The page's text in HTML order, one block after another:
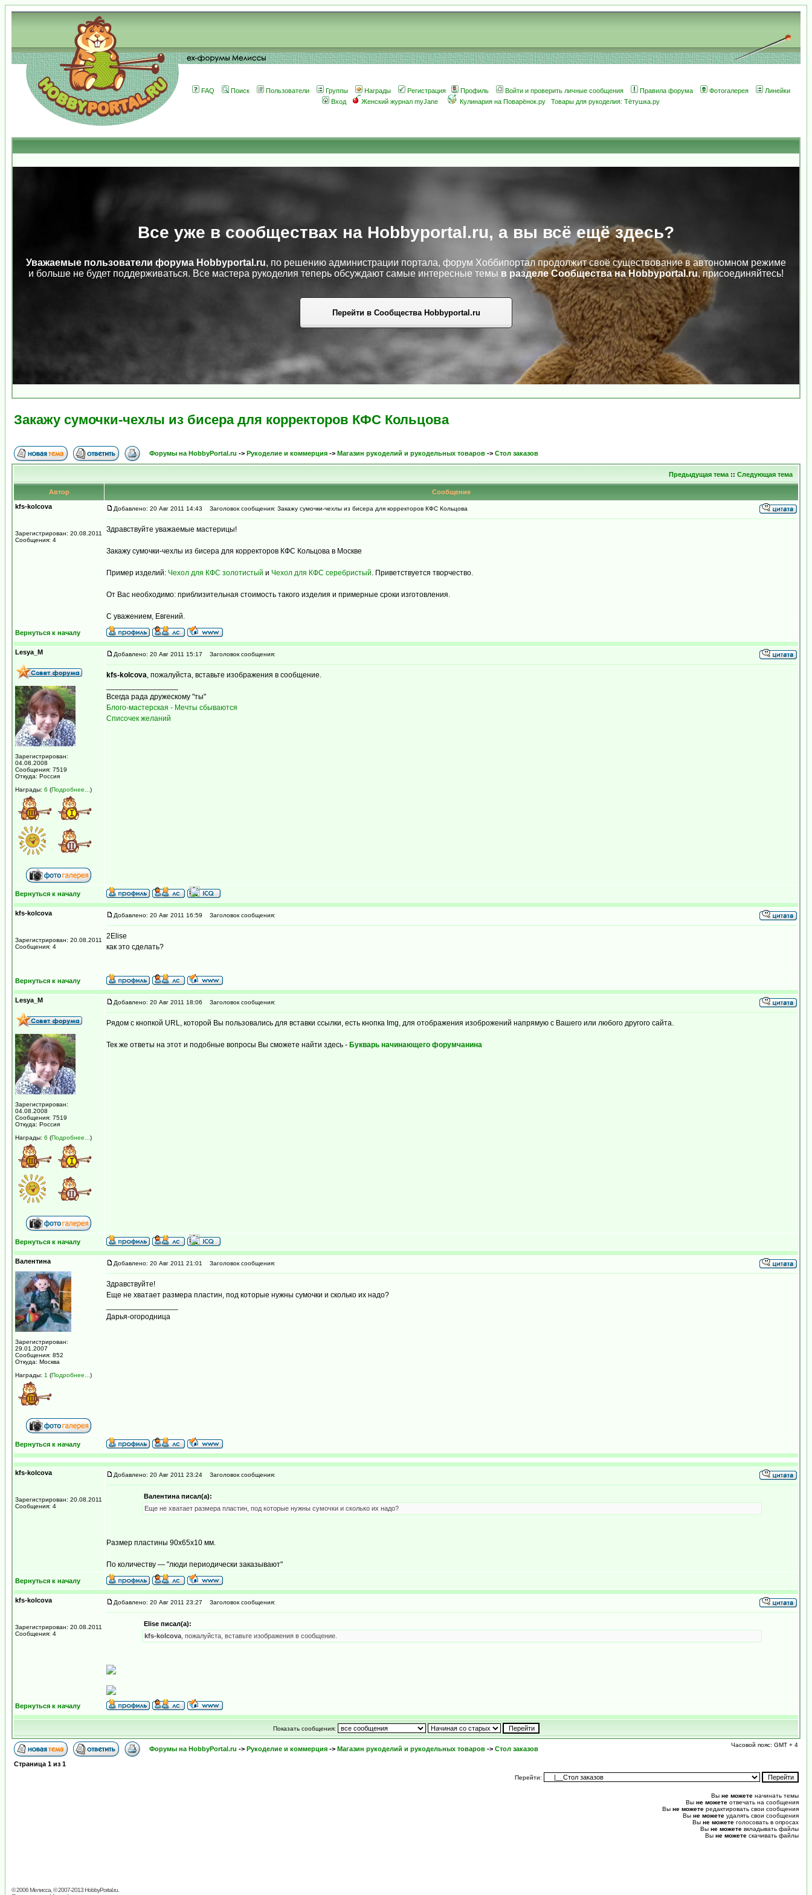
FAQ Поиск Пользователи Группы Награды Регистрация Профиль Войти и проверить личные сообщения Правила форума Фотогалерея
Линейки
Вход
Женский журнал myJane Кулинария на Поварёнок.ру Товары для рукоделия: Тётушка.ру
Все уже в сообществах на Hobbyportal.ru, а вы всё ещё здесь?
Уважаемые пользователи форума Hobbyportal.ru, по решению администрации портала, форум Хоббипортал продолжит своё существование в автономном режиме
и больше не будет поддерживаться. Все мастера рукоделия теперь обсуждают самые интересные темы в разделе Сообщества на Hobbyportal.ru, присоединяйтесь!
Перейти в Сообщества Hobbyportal.ru
Закажу сумочки-чехлы из бисера для корректоров КФС Кольцова
Форумы на HobbyPortal.ru -> Рукоделие и коммерция -> Магазин рукоделий и рукодельных товаров -> Стол заказов
Предыдущая тема :: Следующая тема
Автор
Сообщение
kfs-kolcova
Зарегистрирован: 20.08.2011
Сообщения: 4
Добавлено: 20 Авг 2011 14:43 Заголовок сообщения: Закажу сумочки-чехлы из бисера для корректоров КФС Кольцова
Здравствуйте уважаемые мастерицы!
Закажу сумочки-чехлы из бисера для корректоров КФС Кольцова в Москве
Пример изделий: Чехол для КФС золотистый и Чехол для КФС серебристый. Приветствуется творчество.
От Вас необходимо: приблизительная стоимость такого изделия и примерные сроки изготовления.
С уважением, Евгений.
Вернуться к началу
Lesya_M
Зарегистрирован:
04.08.2008
Сообщения: 7519
Откуда: Россия
Награды: 6 (Подробнее... )
Добавлено: 20 Авг 2011 15:17 Заголовок сообщения:
kfs-kolcova, пожалуйста, вставьте изображения в сообщение.
Всегда рада дружескому "ты"
Блого-мастерская - Мечты сбываются
Списочек желаний
Вернуться к началу
kfs-kolcova
Зарегистрирован: 20.08.2011
Сообщения: 4
Добавлено: 20 Авг 2011 16:59 Заголовок сообщения:
2Elise
как это сделать?
Вернуться к началу
Lesya_M
Зарегистрирован:
04.08.2008
Сообщения: 7519
Откуда: Россия
Награды: 6 (Подробнее... )
Добавлено: 20 Авг 2011 18:06 Заголовок сообщения:
Рядом с кнопкой URL, которой Вы пользовались для вставки ссылки, есть кнопка Img, для отображения изоброжений напрямую с Вашего или любого другого сайта.
Тек же ответы на этот и подобные вопросы Вы сможете найти здесь - Букварь начинающего форумчанина
Вернуться к началу
Валентина
Зарегистрирован:
29.01.2007
Сообщения: 852
Откуда: Москва
Награды: 1 (Подробнее... )
Добавлено: 20 Авг 2011 21:01 Заголовок сообщения:
Здравствуйте!
Еще не хватает размера пластин, под которые нужны сумочки и сколько их надо?
Дарья-огородница
Вернуться к началу
kfs-kolcova
Зарегистрирован: 20.08.2011
Сообщения: 4
Добавлено: 20 Авг 2011 23:24 Заголовок сообщения:
Валентина писал(а):
Еще не хватает размера пластин, под которые нужны сумочки и сколько их надо?
Размер пластины 90х65х10 мм.
По количеству — "люди периодически заказывают"
Вернуться к началу
kfs-kolcova
Зарегистрирован: 20.08.2011
Сообщения: 4
Добавлено: 20 Авг 2011 23:27 Заголовок сообщения:
Elise писал(а):
kfs-kolcova, пожалуйста, вставьте изображения в сообщение.
Вернуться к началу
Показать сообщения:
Форумы на HobbyPortal.ru -> Рукоделие и коммерция -> Магазин рукоделий и рукодельных товаров -> Стол заказов
Часовой пояс: GMT + 4
Страница 1 из 1
Перейти:
Вы не можете начинать темы
Вы не можете отвечать на сообщения
Вы не можете редактировать свои сообщения
Вы не можете удалять свои сообщения
Вы не можете голосовать в опросах
Вы не можете вкладывать файлы
Вы не можете скачивать файлы
© 2006 Мелисса, © 2007-2013HobbyPortal.ru